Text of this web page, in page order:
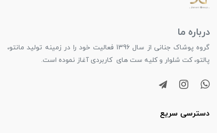
درباره ما
گروه پوشاک جنانی از سال 1396 فعالیت خود را در زمینه تولید مانتو،
پالتو، کت شلوار و کلیه ست های کاربردی آغاز نموده است.
دسترسی سریع